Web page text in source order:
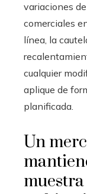
variaciones
comerciales
línea, la
cualquier
aplique de
planificada.
Un
muestra